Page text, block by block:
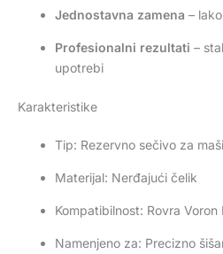
Jednostavna zamena –
Profesionalni rezultati –
upotrebi
Karakteristike
Tip: Rezervno sečivo za
Materijal: Nerđajući čelik
Kompatibilnost: Rovra Voron
Namenjeno za: Precizno